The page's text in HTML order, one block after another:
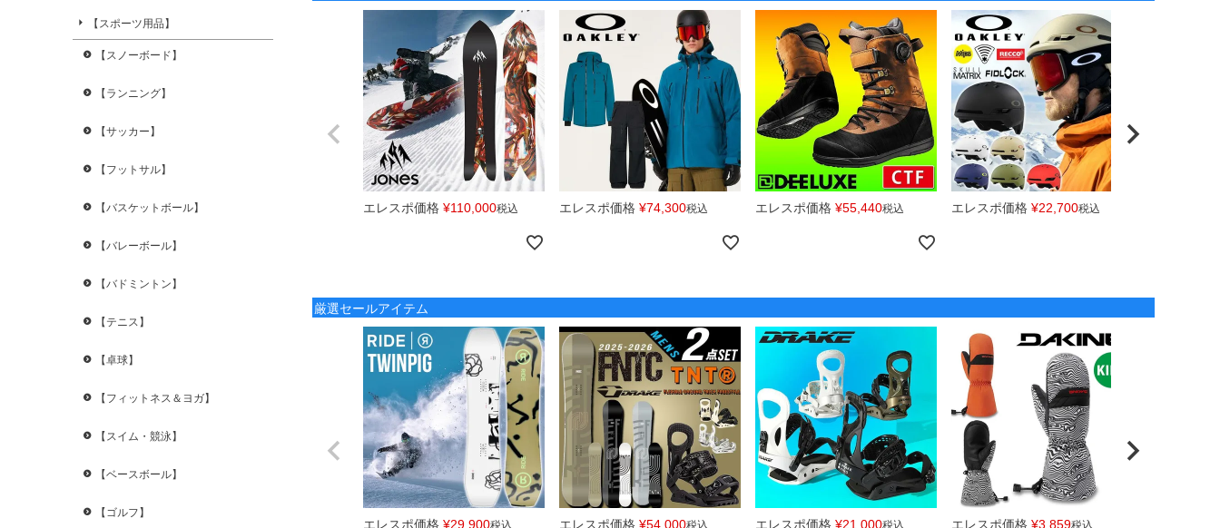
【スポーツ用品】
【スノーボード】
【ランニング】
【サッカー】
【フットサル】
【バスケットボール】
【バレーボール】
【バドミントン】
【テニス】
【卓球】
【フィットネス＆ヨガ】
【スイム・競泳】
【ベースボール】
【ゴルフ】
エレスポ価格 ¥110,000税込 エレスポ価格 ¥74,300税込 エレスポ価格 ¥55,440税込 エレスポ価格 ¥22,700税込
厳選セールアイテム
エレスポ価格 ¥29,900税込 エレスポ価格 ¥54,000税込 エレスポ価格 ¥21,000税込 エレスポ価格 ¥3,859税込